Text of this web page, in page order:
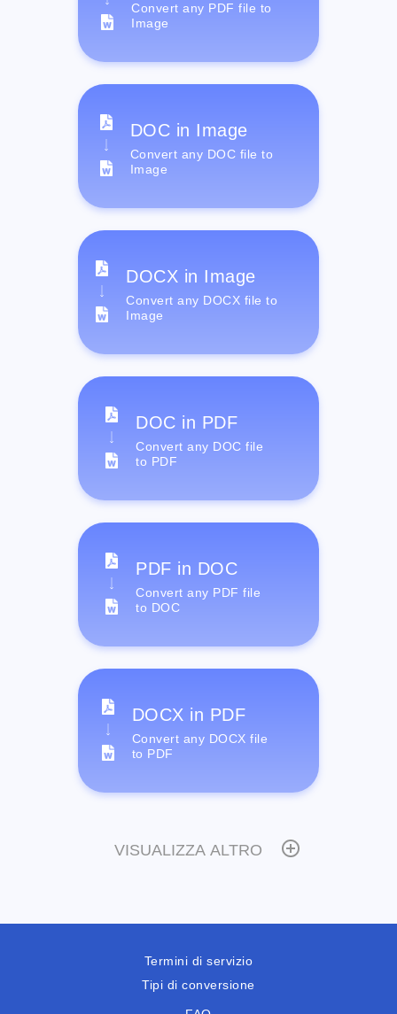
Convert any PDF file to
Image
DOC in Image
Convert any DOC file to
Image
DOCX in Image
Convert any DOCX file to
Image
DOC in PDF
Convert any DOC file
to PDF
PDF in DOC
Convert any PDF file
to DOC
DOCX in PDF
Convert any DOCX file
to PDF
VISUALIZZA ALTRO
Termini di servizio
Tipi di conversione